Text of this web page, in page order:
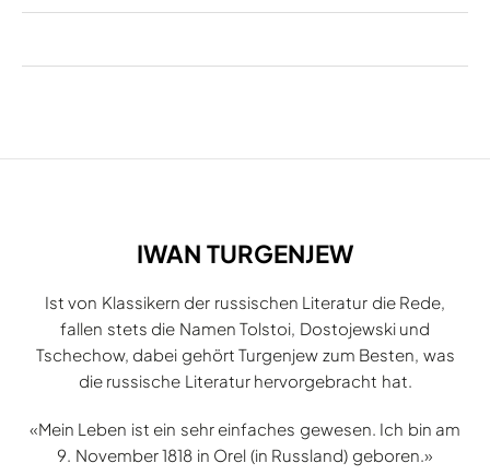
IWAN TURGENJEW
Ist von Klassikern der russischen Literatur die Rede,
fallen stets die Namen Tolstoi, Dostojewski und
Tschechow, dabei gehört Turgenjew zum Besten, was
die russische Literatur hervorgebracht hat.
«Mein Leben ist ein sehr einfaches gewesen. Ich bin am
9. November 1818 in Orel (in Russland) geboren.»